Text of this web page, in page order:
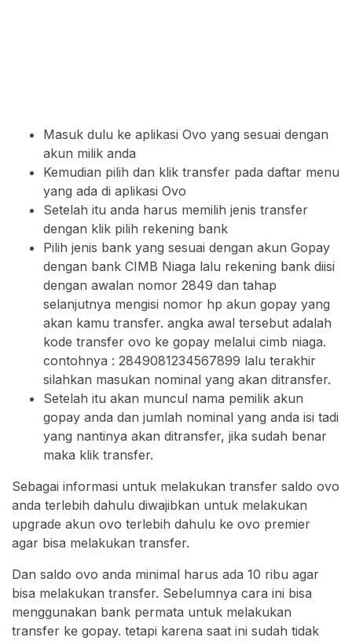
Masuk dulu ke aplikasi Ovo yang sesuai dengan
akun milik anda
Kemudian pilih dan klik transfer pada daftar menu
yang ada di aplikasi Ovo
Setelah itu anda harus memilih jenis transfer
dengan klik pilih rekening bank
Pilih jenis bank yang sesuai dengan akun Gopay
dengan bank CIMB Niaga lalu rekening bank diisi
dengan awalan nomor 2849 dan tahap
selanjutnya mengisi nomor hp akun gopay yang
akan kamu transfer. angka awal tersebut adalah
kode transfer ovo ke gopay melalui cimb niaga.
contohnya : 2849081234567899 lalu terakhir
silahkan masukan nominal yang akan ditransfer.
Setelah itu akan muncul nama pemilik akun
gopay anda dan jumlah nominal yang anda isi tadi
yang nantinya akan ditransfer, jika sudah benar
maka klik transfer.
Sebagai informasi untuk melakukan transfer saldo ovo
anda terlebih dahulu diwajibkan untuk melakukan
upgrade akun ovo terlebih dahulu ke ovo premier
agar bisa melakukan transfer.
Dan saldo ovo anda minimal harus ada 10 ribu agar
bisa melakukan transfer. Sebelumnya cara ini bisa
menggunakan bank permata untuk melakukan
transfer ke gopay. tetapi karena saat ini sudah tidak